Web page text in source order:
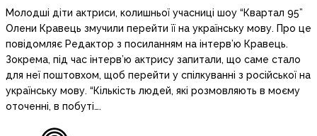
Молодші діти актриси, колишньої учасниці шоу “Квартал 95”
Олени Кравець змучили перейти її на українську мову. Про це
повідомляє Редактор з посиланням на інтерв’ю Кравець.
Зокрема, під час інтерв’ю актрису запитали, що саме стало
для неї поштовхом, щоб перейти у спілкуванні з російської на
українську мову. “Кількість людей, які розмовляють в моєму
оточенні, в побуті….